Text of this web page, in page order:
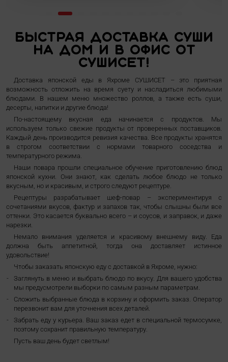
Быстрая доставка суши
на дом и в офис от
СУШИСЕТ!
Доставка японской еды в Яхроме СУШИСЕТ – это приятная
возможность отложить на время суету и насладиться любимыми
блюдами. В нашем меню множество роллов, а также есть суши,
десерты, напитки и другие блюда!
По-настоящему вкусная еда начинается с продуктов. Мы
используем только свежие продукты от проверенных поставщиков.
Каждый день производится ревизия качества. Все продукты хранятся
в строгом соответствии с нормами товарного соседства и
температурного режима.
Наши повара прошли специальное обучение приготовлению блюд
японской кухни. Они знают, как сделать любое блюдо не только
вкусным, но и красивым, и строго следуют рецептуре.
Рецептуры разрабатывает шеф-повар – экспериментируя с
сочетаниями вкусов, фактур и запахов так, чтобы слышны были все
оттенки. Это касается буквально всего – и соусов, и заправок, и даже
нарезки.
Немало внимания уделяется и красивому внешнему виду. Еда
должна быть аппетитной, тогда она доставляет истинное
удовольствие!
Чтобы заказать японскую еду с доставкой в Яхроме, нужно:
Заглянуть в меню и выбрать блюдо по вкусу. Для вашего удобства
мы предусмотрели выборки по самым разным параметрам.
Сложить выбранные блюда в корзину и оформить заказ. Оператор
перезвонит вам для уточнения всех деталей.
Забрать еду у курьера. Ваш заказ едет в специальной термосумке,
поэтому сохранит правильную температуру.
Пусть ваш день будет светлым!